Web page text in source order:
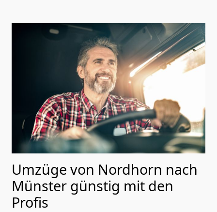
Umzüge von Nordhorn nach
Münster günstig mit den
Profis